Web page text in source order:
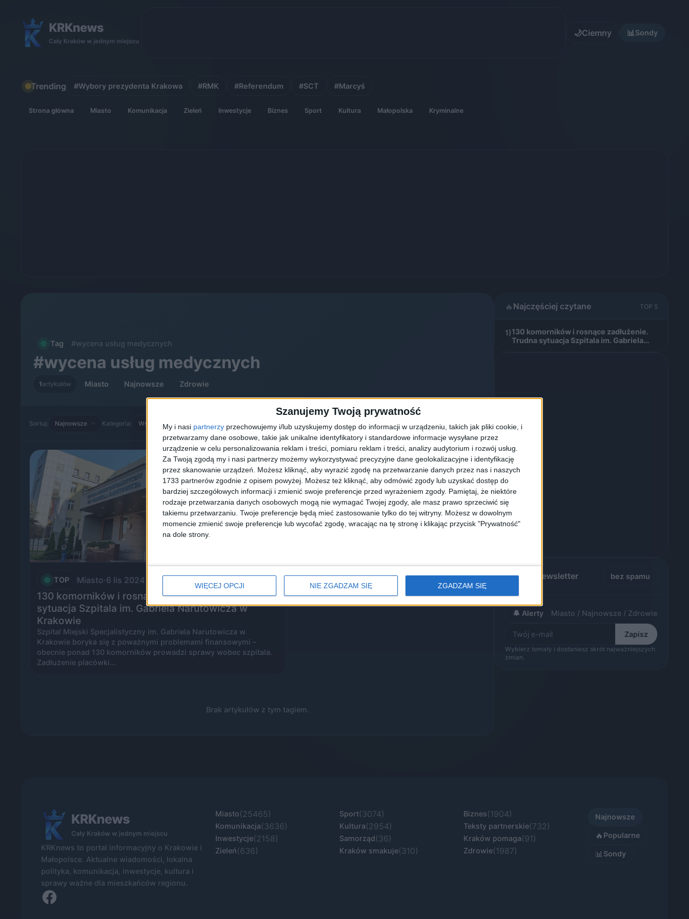
Szanujemy Twoją prywatność
My i nasi partnerzy przechowujemy i/lub uzyskujemy dostęp do informacji w urządzeniu, takich jak pliki cookie, i
przetwarzamy dane osobowe, takie jak unikalne identyfikatory i standardowe informacje wysyłane przez
urządzenie w celu personalizowania reklam i treści, pomiaru reklam i treści, analizy audytorium i rozwój usług.
Za Twoją zgodą my i nasi partnerzy możemy wykorzystywać precyzyjne dane geolokalizacyjne i identyfikację
przez skanowanie urządzeń. Możesz kliknąć, aby wyrazić zgodę na przetwarzanie danych przez nas i naszych
1733 partnerów zgodnie z opisem powyżej. Możesz też kliknąć, aby odmówić zgody lub uzyskać dostęp do
bardziej szczegółowych informacji i zmienić swoje preferencje przed wyrażeniem zgody. Pamiętaj, że niektóre
rodzaje przetwarzania danych osobowych mogą nie wymagać Twojej zgody, ale masz prawo sprzeciwić się
takiemu przetwarzaniu. Twoje preferencje będą mieć zastosowanie tylko do tej witryny. Możesz w dowolnym
momencie zmienić swoje preferencje lub wycofać zgodę, wracając na tę stronę i klikając przycisk "Prywatność"
na dole strony.
WIĘCEJ OPCJI NIE ZGADZAM SIĘ ZGADZAM SIĘ
content
🌙Ciemny 📊Sondy
Trending #Wybory prezydenta Krakowa #RMK #Referendum #SCT #Marcyś
Strona główna Miasto Komunikacja Zieleń Inwestycje Biznes Sport Kultura Małopolska Kryminalne
Tag #wycena usług medycznych
#wycena usług medycznych
1artykułów Miasto Najnowsze Zdrowie
Sortuj: Kategoria:
TOP Miasto·6 lis 2024
130 komorników i rosnące zadłużenie. Trudna
sytuacja Szpitala im. Gabriela Narutowicza w
Krakowie
Szpital Miejski Specjalistyczny im. Gabriela Narutowicza w
Krakowie boryka się z poważnymi problemami finansowymi –
obecnie ponad 130 komorników prowadzi sprawy wobec szpitala.
Zadłużenie placówki…
Brak artykułów z tym tagiem.
🔥 Najczęściej czytane TOP 5
1)130 komorników i rosnące zadłużenie.
Trudna sytuacja Szpitala im. Gabriela
Alerty / Newsletter bez spamu
🔔 Alerty Miasto / Najnowsze / Zdrowie
Zapisz
Wybierz tematy i dostaniesz skrót najważniejszych
zmian.
KRKnews to portal informacyjny o Krakowie i
Małopolsce. Aktualne wiadomości, lokalna
polityka, komunikacja, inwestycje, kultura i
sprawy ważne dla mieszkańców regionu.
Miasto(25465)
Komunikacja(3636)
Inwestycje(2158)
Zieleń(636)
Sport(3074)
Kultura(2954)
Samorząd(36)
Kraków smakuje(310)
Biznes(1904)
Teksty partnerskie(732)
Kraków pomaga(91)
Zdrowie(1987)
Najnowsze
🔥 Popularne
📊Sondy